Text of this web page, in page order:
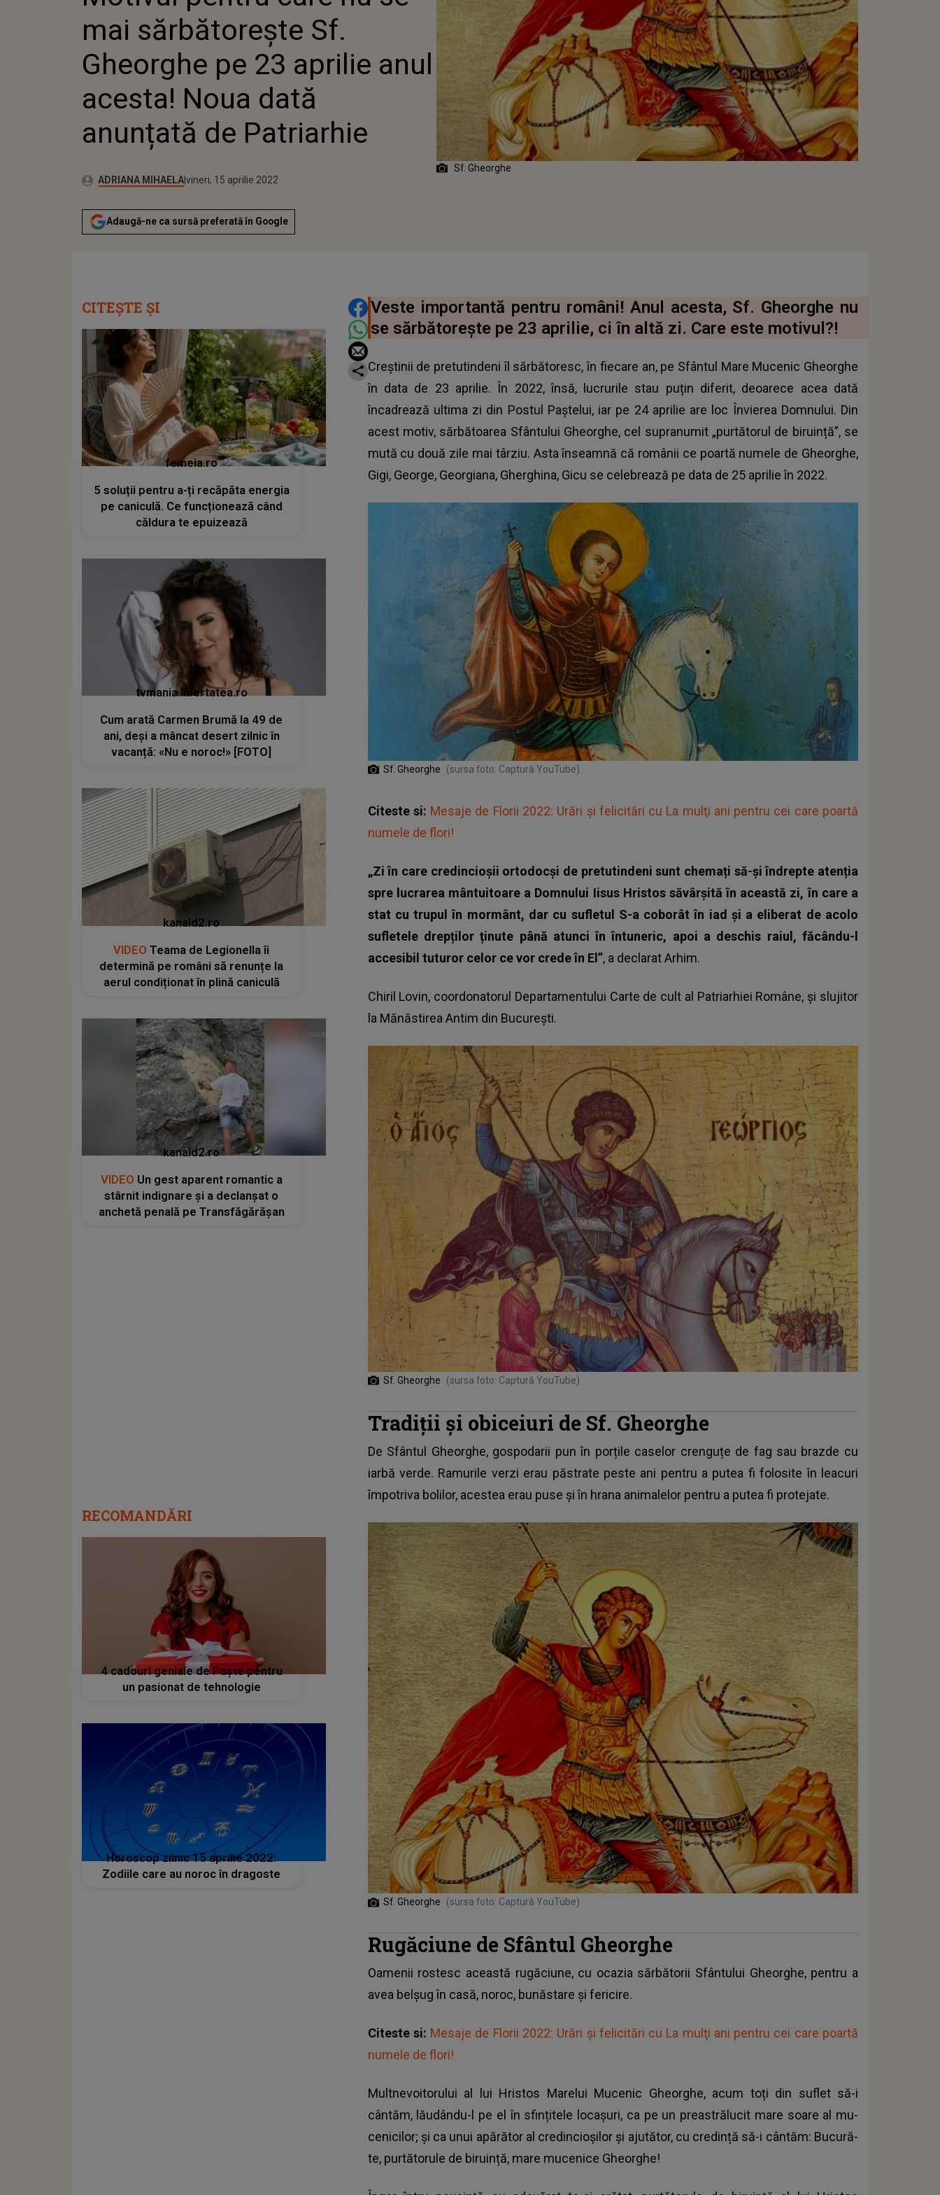
ANUNȚATĂ DE PATRIARHIE
mai sărbătorește Sf.
Gheorghe pe 23 aprilie anul
acesta! Noua dată
anunțată de Patriarhie
Autor:ADRIANA MIHAELAPublicat:
vineri, 15 aprilie 2022
Actualizat:
vineri, 15 aprilie 2022
Adaugă-ne ca sursă preferată în Google
Sf. Gheorghe
DISTRIBUIE ARTICOLUL
Veste importantă pentru români! Anul acesta, Sf. Gheorghe nu
se sărbătorește pe 23 aprilie, ci în altă zi. Care este motivul?!
Creștinii de pretutindeni îl sărbătoresc, în fiecare an, pe Sfântul Mare Mucenic Gheorghe
în data de 23 aprilie. În 2022, însă, lucrurile stau puțin diferit, deoarece acea dată
încadrează ultima zi din Postul Paștelui, iar pe 24 aprilie are loc Învierea Domnului. Din
acest motiv, sărbătoarea Sfântului Gheorghe, cel supranumit „purtătorul de biruință”, se
mută cu două zile mai târziu. Asta înseamnă că românii ce poartă numele de Gheorghe,
Gigi, George, Georgiana, Gherghina, Gicu se celebrează pe data de 25 aprilie în 2022.
Sf. Gheorghe (sursa foto: Captură YouTube)
Citeste si: Mesaje de Florii 2022: Urări şi felicitări cu La mulţi ani pentru cei care poartă
numele de flori!
„Zi în care credincioșii ortodocși de pretutindeni sunt chemați să-și îndrepte atenția
spre lucrarea mântuitoare a Domnului Iisus Hristos săvârșită în această zi, în care a
stat cu trupul în mormânt, dar cu sufletul S-a coborât în iad și a eliberat de acolo
sufletele drepților ținute până atunci în întuneric, apoi a deschis raiul, făcându-l
accesibil tuturor celor ce vor crede în El”, a declarat Arhim.
Chiril Lovin, coordonatorul Departamentului Carte de cult al Patriarhiei Române, şi slujitor
la Mănăstirea Antim din București.
Sf. Gheorghe (sursa foto: Captură YouTube)
Tradiții și obiceiuri de Sf. Gheorghe
De Sfântul Gheorghe, gospodarii pun în porțile caselor crenguțe de fag sau brazde cu
iarbă verde. Ramurile verzi erau păstrate peste ani pentru a putea fi folosite în leacuri
împotriva bolilor, acestea erau puse și în hrana animalelor pentru a putea fi protejate.
Sf. Gheorghe (sursa foto: Captură YouTube)
Rugăciune de Sfântul Gheorghe
Oamenii rostesc această rugăciune, cu ocazia sărbătorii Sfântului Gheorghe, pentru a
avea belșug în casă, noroc, bunăstare și fericire.
Citeste si: Mesaje de Florii 2022: Urări şi felicitări cu La mulţi ani pentru cei care poartă
numele de flori!
Multnevoitorului al lui Hristos Ma­re­lui Mucenic Gheorghe, acum toți din su­flet să-i
cântăm, lăudându-l pe el în sfințitele locașuri, ca pe un preastrălucit mare soare al mu­
cenicilor; și ca unui apărător al credincioșilor și ajutător, cu credință să-i cân­tăm: Bucură-
te, purtă­torule de biruință, mare mucenice Gheorghe!
CITEȘTE ȘI
femeia.ro
5 soluții pentru a-ți recăpăta energia
pe caniculă. Ce funcționează când
căldura te epuizează
tvmania.libertatea.ro
Cum arată Carmen Brumă la 49 de
ani, deși a mâncat desert zilnic în
vacanță: «Nu e noroc!» [FOTO]
kanald2.ro
VIDEO Teama de Legionella îi
determină pe români să renunțe la
aerul condiționat în plină caniculă
kanald2.ro
VIDEO Un gest aparent romantic a
stârnit indignare și a declanșat o
anchetă penală pe Transfăgărășan
RECOMANDĂRI
4 cadouri geniale de Paște pentru
un pasionat de tehnologie
Horoscop zilnic 15 aprilie 2022:
Zodiile care au noroc în dragoste